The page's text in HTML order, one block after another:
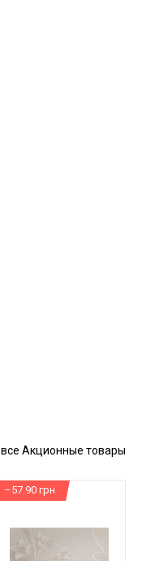
все Акционные товары
–57.90 грн